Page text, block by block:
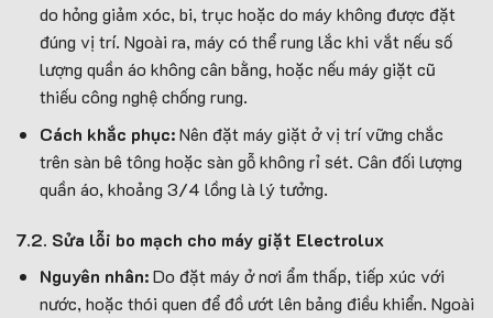
do hỏng giảm xóc, bi, trục hoặc do máy không được đặt
đúng vị trí. Ngoài ra, máy có thể rung lắc khi vắt nếu số
lượng quần áo không cân bằng, hoặc nếu máy giặt cũ
thiếu công nghệ chống rung.
Cách khắc phục:Nên đặt máy giặt ở vị trí vững chắc
trên sàn bê tông hoặc sàn gỗ không rỉ sét. Cân đối lượng
quần áo, khoảng 3/4 lồng là lý tưởng.
7.2. Sửa lỗi bo mạch cho máy giặt Electrolux
Nguyên nhân:Do đặt máy ở nơi ẩm thấp, tiếp xúc với
nước, hoặc thói quen để đồ ướt lên bảng điều khiển. Ngoài